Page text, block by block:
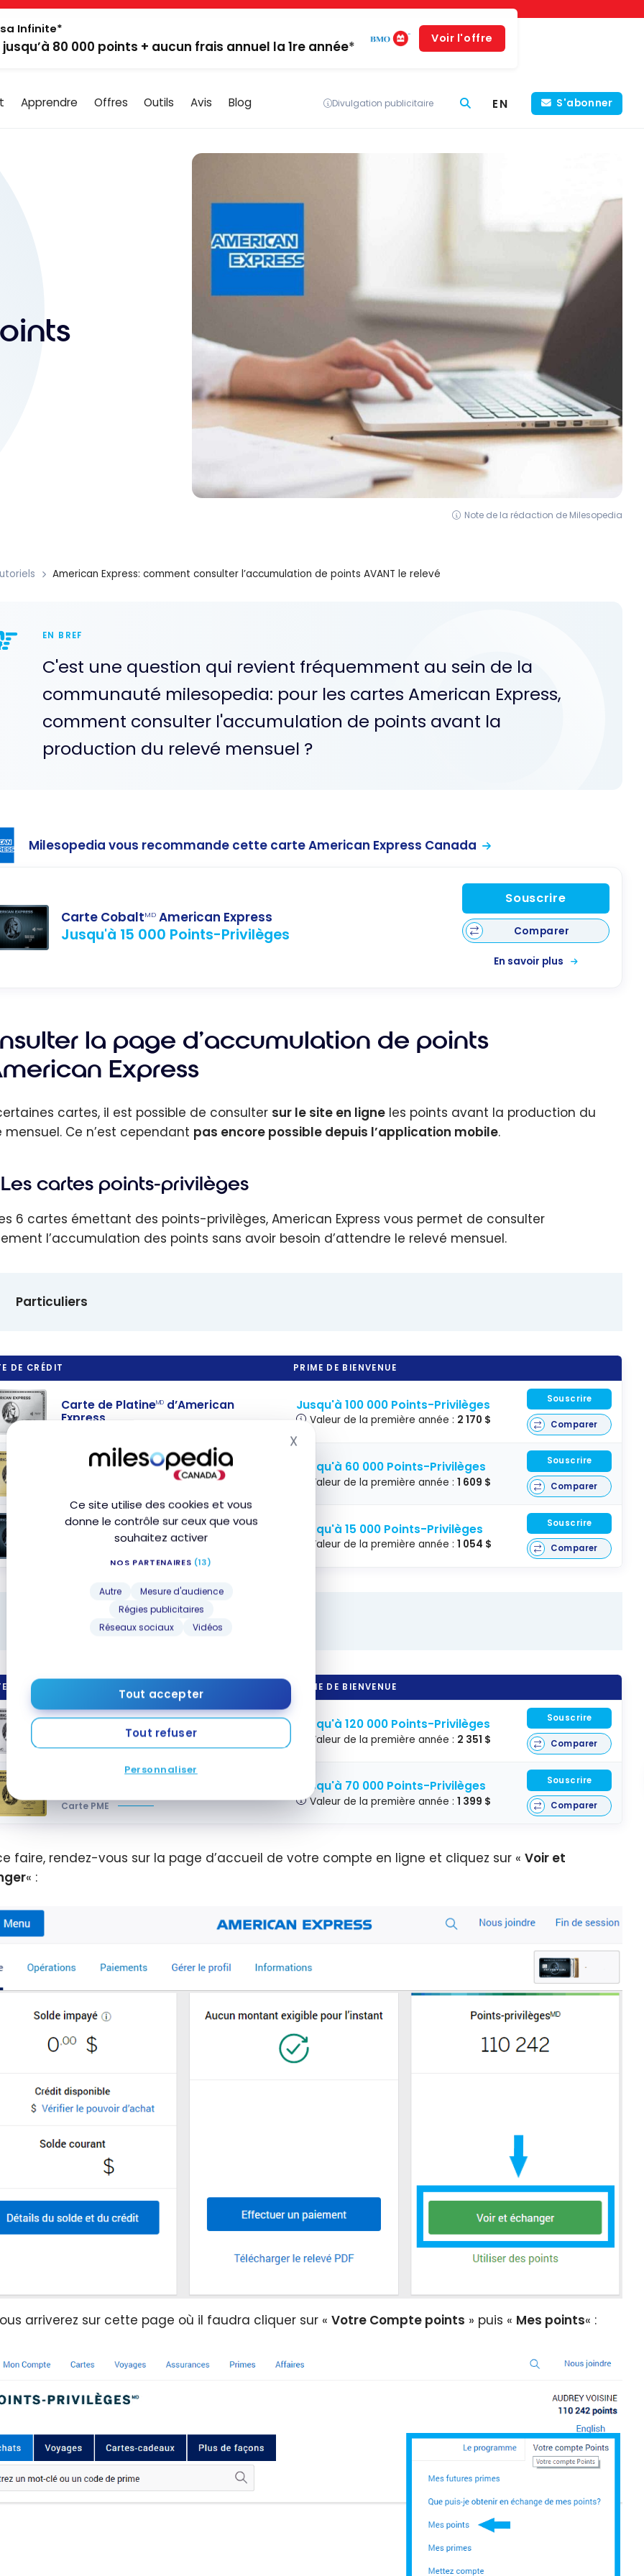
Ce site utilise des cookies et vous
donne le contrôle sur ceux que vous
souhaitez activer
NOS PARTENAIRES (13)
Autre
Mesure d'audience
Régies publicitaires
Réseaux sociaux
Vidéos
Tout accepter
Tout refuser
Personnaliser
XMasquer le bandeau des cookies
Infinite*
80 000 points + aucun frais annuel la 1re année*
Voir l'offre
Apprendre Offres Outils Avis Blog Divulgation publicitaire EN S'abonner
Note de la rédaction de Milesopedia
American Express: comment consulter l’accumulation de points AVANT le relevé
EN BREF
C'est une question qui revient fréquemment au sein de la
communauté milesopedia: pour les cartes American Express,
comment consulter l'accumulation de points avant la
production du relevé mensuel ?
Milesopedia vous recommande cette carte American Express Canada
Carte CobaltMD American Express
Jusqu'à 15 000 Points-Privilèges
Souscrire
Comparer
En savoir plus
la page d’accumulation de points
Express
cartes, il est possible de consulter sur le site en ligne les points avant la production du
mensuel. Ce n’est cependant pas encore possible depuis l’application mobile.
Les cartes points-privilèges
6 cartes émettant des points-privilèges, American Express vous permet de consulter
l’accumulation des points sans avoir besoin d’attendre le relevé mensuel.
Particuliers
DE CRÉDIT PRIME DE BIENVENUE
Carte de PlatineMDd’American
Express
Jusqu'à 100 000 Points-Privilèges
Valeur de la première année : 2 170 $
Souscrire
Comparer
Carte Or avec primes American
Jusqu'à 60 000 Points-Privilèges
Valeur de la première année :1 609 $
Souscrire
Comparer
Carte Cobalt American Express Jusqu'à 15 000 Points-Privilèges
Valeur de la première année :1 054 $
Souscrire
Comparer
DE CRÉDIT PRIME DE BIENVENUE
Carte de Platine entrepriseMD
d’American Express Jusqu'à 120 000 Points-Privilèges
Valeur de la première année : 2 351 $
Souscrire
Comparer
Carte en Or pour PME avec primes
Carte PME
Jusqu'à 70 000 Points-Privilèges
Valeur de la première année :1 399 $
Souscrire
Comparer
faire, rendez-vous sur la page d’accueil de votre compte en ligne et cliquez sur « Voir et
« :
arriverez sur cette page où il faudra cliquer sur « Votre Compte points » puis « Mes points« :